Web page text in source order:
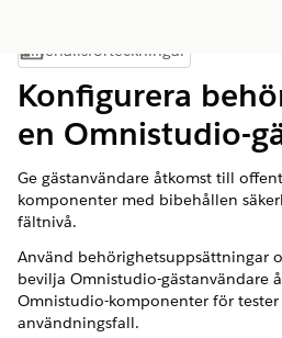
Visa innehållsförteckning
Innehållsförteckningar
Konfigurera
en Omnistudio-
Ge gästanvändare åtkomst till
komponenter med bibehållen
fältnivå.
Använd behörighetsuppsättningar
bevilja Omnistudio-gästanvändare
Omnistudio-komponenter för
användningsfall.